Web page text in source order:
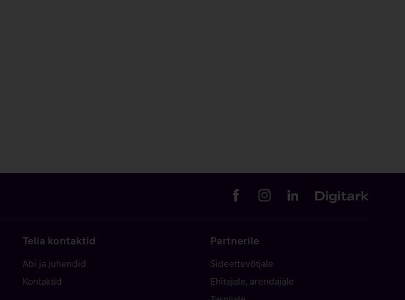
Telia kontaktid
Abi ja juhendid
Kontaktid
Partnerile
Sideettevõtjale
Ehitajale, arendajale